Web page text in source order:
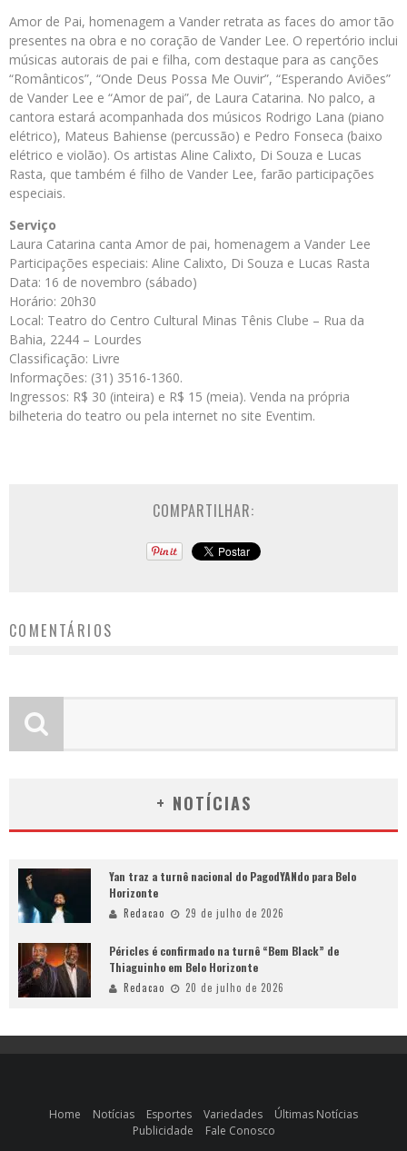
Amor de Pai, homenagem a Vander retrata as faces do amor tão
presentes na obra e no coração de Vander Lee. O repertório inclui
músicas autorais de pai e filha, com destaque para as canções
“Românticos”, “Onde Deus Possa Me Ouvir”, “Esperando Aviões”
de Vander Lee e “Amor de pai”, de Laura Catarina. No palco, a
cantora estará acompanhada dos músicos Rodrigo Lana (piano
elétrico), Mateus Bahiense (percussão) e Pedro Fonseca (baixo
elétrico e violão). Os artistas Aline Calixto, Di Souza e Lucas
Rasta, que também é filho de Vander Lee, farão participações
especiais.
Serviço
Laura Catarina canta Amor de pai, homenagem a Vander Lee
Participações especiais: Aline Calixto, Di Souza e Lucas Rasta
Data: 16 de novembro (sábado)
Horário: 20h30
Local: Teatro do Centro Cultural Minas Tênis Clube – Rua da
Bahia, 2244 – Lourdes
Classificação: Livre
Informações: (31) 3516-1360.
Ingressos: R$ 30 (inteira) e R$ 15 (meia). Venda na própria
bilheteria do teatro ou pela internet no site Eventim.
COMPARTILHAR:
COMENTÁRIOS
+ NOTÍCIAS
Yan traz a turnê nacional do PagodYANdo para Belo
Horizonte
Redacao 29 de julho de 2026
Péricles é confirmado na turnê “Bem Black” de
Thiaguinho em Belo Horizonte
Redacao 20 de julho de 2026
Home Notícias Esportes Variedades
Últimas Notícias
Publicidade
Fale Conosco